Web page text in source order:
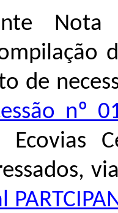
Nota
de
nº
Ecovias